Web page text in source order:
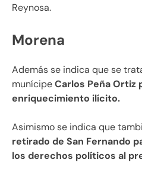
Reynosa.
Morena
Además se indica que se
munícipeCarlos Peña Ortiz
enriquecimiento ilícito.
Asimismo se indica que
retirado de San Fernando
los derechos políticos al